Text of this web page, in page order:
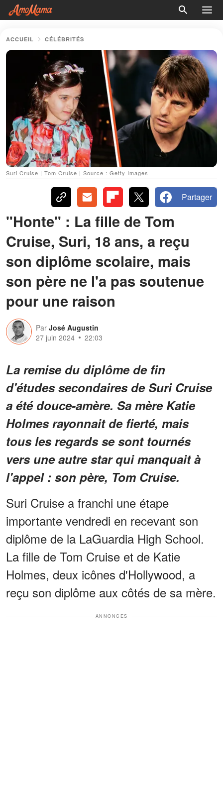
ACCUEIL CÉLÉBRITÉS
Suri Cruise | Tom Cruise | Source : Getty Images
Partager
"Honte" : La fille de Tom
Cruise, Suri, 18 ans, a reçu
son diplôme scolaire, mais
son père ne l'a pas soutenue
pour une raison
Par José Augustin
27 juin 2024
22:03
La remise du diplôme de fin
d'études secondaires de Suri Cruise
a été douce-amère. Sa mère Katie
Holmes rayonnait de fierté, mais
tous les regards se sont tournés
vers une autre star qui manquait à
l'appel : son père, Tom Cruise.
Suri Cruise a franchi une étape
importante vendredi en recevant son
diplôme de la LaGuardia High School.
La fille de Tom Cruise et de Katie
Holmes, deux icônes d'Hollywood, a
reçu son diplôme aux côtés de sa mère.
ANNONCES